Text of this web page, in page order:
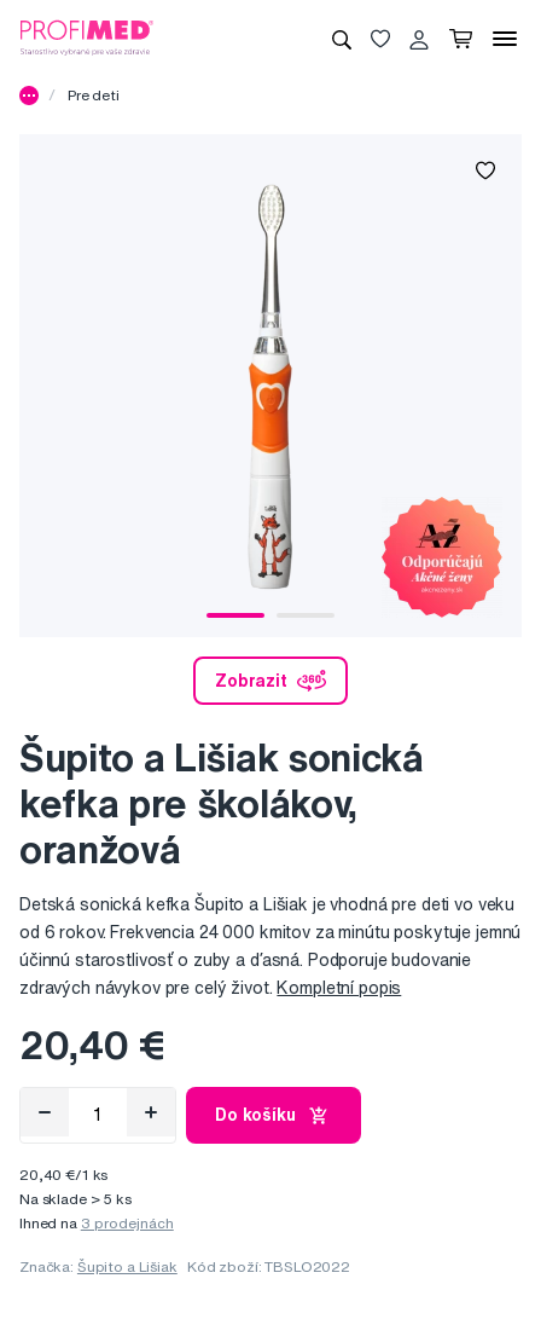
Pre deti
Zobrazit
Šupito a Lišiak sonická
kefka pre školákov,
oranžová
Detská sonická kefka Šupito a Lišiak je vhodná pre deti vo veku
od 6 rokov. Frekvencia 24 000 kmitov za minútu poskytuje jemnú
účinnú starostlivosť o zuby a ďasná. Podporuje budovanie
zdravých návykov pre celý život. Kompletní popis
20,40 €
Do košíku
20,40 €/1 ks
Na sklade > 5 ks
Ihned na 3 prodejnách
Značka: Šupito a Lišiak Kód zboží: TBSLO2022